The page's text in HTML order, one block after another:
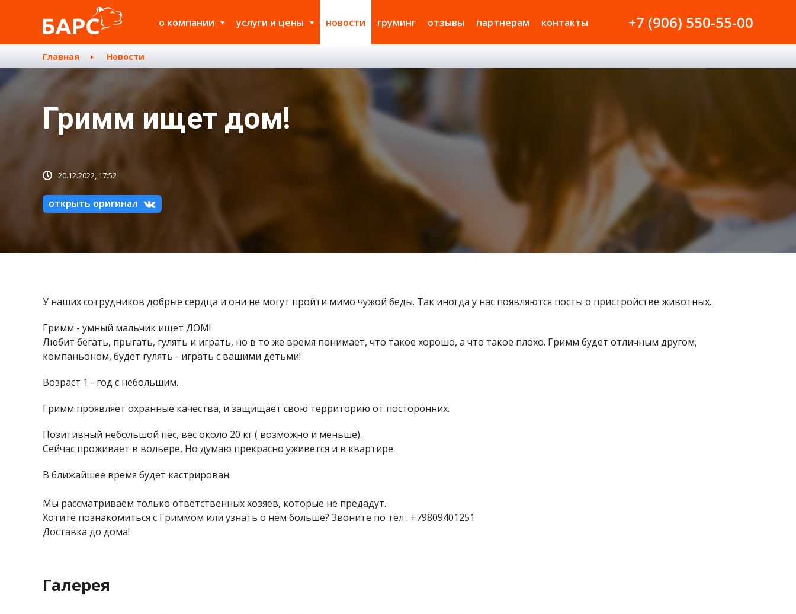
о компании услуги и цены новости груминг отзывы партнерам контакты +7 (906) 550-55-00
Главная Новости
Гримм ищет дом!
20.12.2022, 17:52
открыть оригинал
У наших сотрудников добрые сердца и они не могут пройти мимо чужой беды. Так иногда у нас появляются посты о пристройстве животных...
Гримм - умный мальчик ищет ДОМ!
Любит бегать, прыгать, гулять и играть, но в то же время понимает, что такое хорошо, а что такое плохо. Гримм будет отличным другом,
компаньоном, будет гулять - играть с вашими детьми!
Возраст 1 - год с небольшим.
Гримм проявляет охранные качества, и защищает свою территорию от посторонних.
Позитивный небольшой пёс, вес около 20 кг ( возможно и меньше).
Сейчас проживает в вольере, Но думаю прекрасно уживется и в квартире.
В ближайшее время будет кастрирован.
Мы рассматриваем только ответственных хозяев, которые не предадут.
Хотите познакомиться с Гриммом или узнать о нем больше? Звоните по тел : +79809401251
Доставка до дома!
Галерея